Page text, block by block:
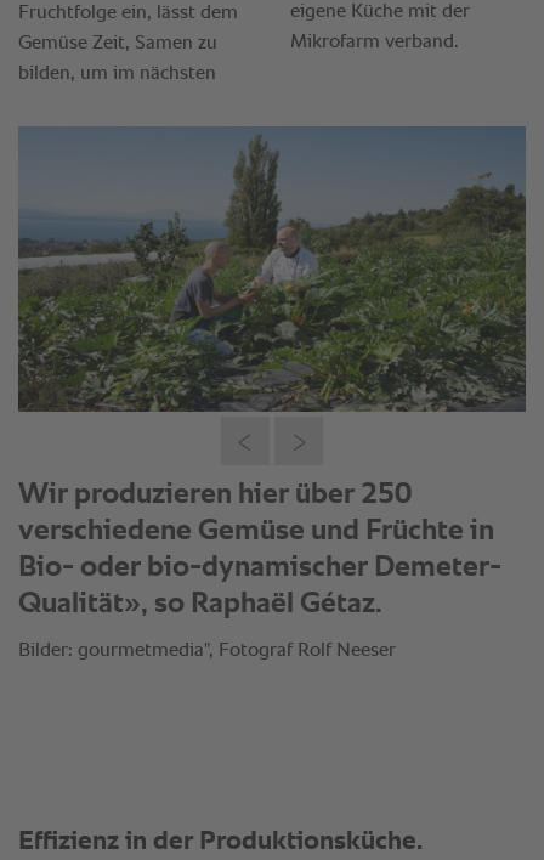
Wir produzieren hier über 250
verschiedene Gemüse und Früchte in
Bio- oder bio-dynamischer Demeter-
Qualität», so Raphaël Gétaz.
Bilder: gourmetmedia", Fotograf Rolf Neeser